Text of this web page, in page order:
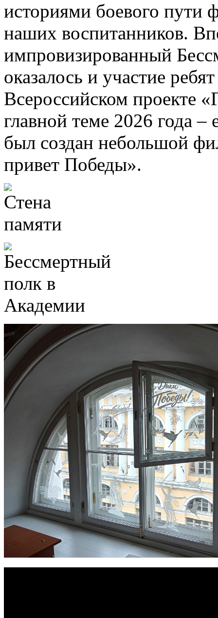
историями боевого пути
наших воспитанников.
импровизированный
оказалось и участие
Всероссийском проекте
главной теме 2026 года
был создан небольшой
привет Победы».